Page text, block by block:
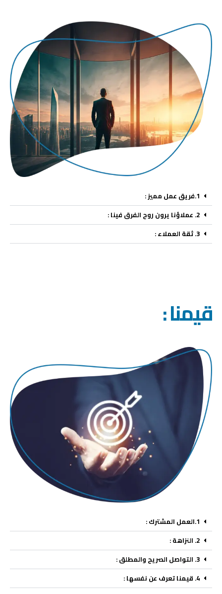
1.فريق عمل مميز :
2. عملاؤنا يرون روح الفرق فينا :
3. ثقة العملاء :
قيمنا :
1.العمل المشترك :
2. النزاهة :
3. التواصل الصريح والمطلق :
4. قيمنا تعرف عن نفسها :